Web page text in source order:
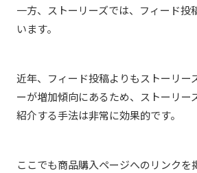
一方、ストーリーズでは、フィード投
います。
近年、フィード投稿よりもストーリー
ーが増加傾向にあるため、ストーリー
紹介する手法は非常に効果的です。
ここでも商品購入ページへのリンクを